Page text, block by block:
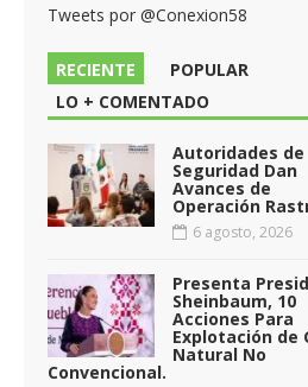
Tweets por @Conexion58
RECIENTE
POPULAR
LO + COMENTADO
Autoridades de
Seguridad Dan
Avances de
Operación
6 agosto, 2026
Presenta
Sheinbaum, 10
Acciones Para
Explotación de
Natural No
Convencional.